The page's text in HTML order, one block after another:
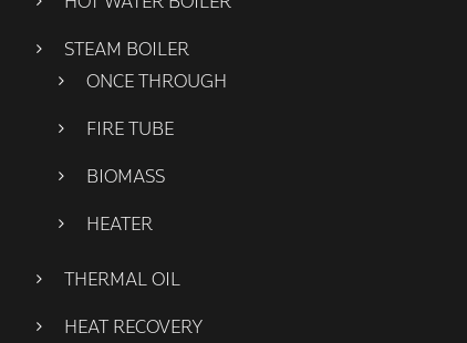
STEAM BOILER
ONCE THROUGH
FIRE TUBE
BIOMASS
HEATER
THERMAL OIL
HEAT RECOVERY